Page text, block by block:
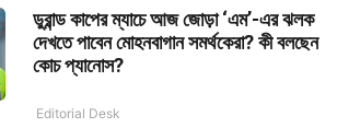
ডুরান্ড কাপের ম্যাচে আজ জোড়া ‘এম’-এর ঝলক
দেখতে পাবেন মোহনবাগান সমর্থকেরা? কী বলছেন
কোচ প্যানোস?
Editorial Desk